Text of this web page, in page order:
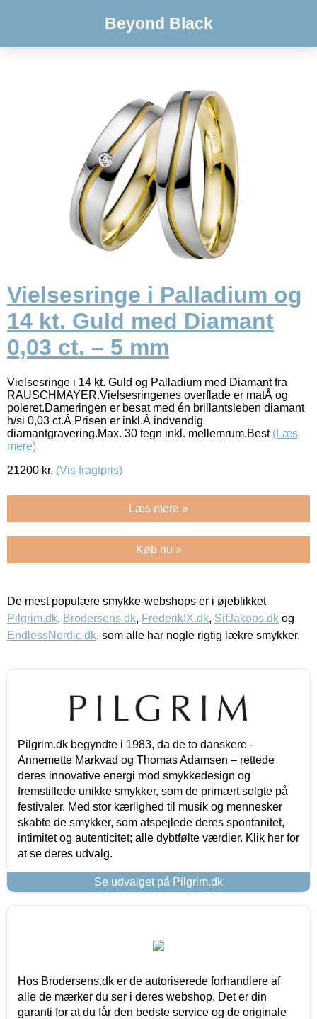
Beyond Black
Vielsesringe i Palladium og
14 kt. Guld med Diamant
0,03 ct. – 5 mm
Vielsesringe i 14 kt. Guld og Palladium med Diamant fra
RAUSCHMAYER.Vielsesringenes overflade er matÂ og
poleret.Dameringen er besat med én brillantsleben diamant
h/si 0,03 ct.Â Prisen er inkl.Â indvendig
diamantgravering.Max. 30 tegn inkl. mellemrum.Best (Læs
mere)
21200 kr. (Vis fragtpris)
Læs mere »
Køb nu »
De mest populære smykke-webshops er i øjeblikket
Pilgrim.dk, Brodersens.dk, FrederikIX.dk, SifJakobs.dk og
EndlessNordic.dk, som alle har nogle rigtig lækre smykker.
Pilgrim.dk begyndte i 1983, da de to danskere -
Annemette Markvad og Thomas Adamsen – rettede
deres innovative energi mod smykkedesign og
fremstillede unikke smykker, som de primært solgte på
festivaler. Med stor kærlighed til musik og mennesker
skabte de smykker, som afspejlede deres spontanitet,
intimitet og autenticitet; alle dybtfølte værdier. Klik her for
at se deres udvalg.
Se udvalget på Pilgrim.dk
Hos Brodersens.dk er de autoriserede forhandlere af
alle de mærker du ser i deres webshop. Det er din
garanti for at du får den bedste service og de originale